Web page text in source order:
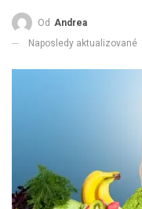
Od Andrea
Naposledy aktualizované